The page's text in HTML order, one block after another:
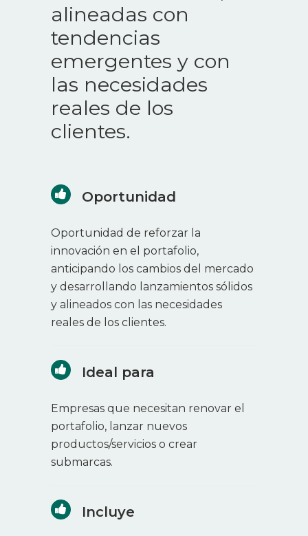
alineadas con
tendencias
emergentes y con
las necesidades
reales de los
clientes.
Oportunidad
Oportunidad de reforzar la
innovación en el portafolio,
anticipando los cambios del mercado
y desarrollando lanzamientos sólidos
y alineados con las necesidades
reales de los clientes.
Ideal para
Empresas que necesitan renovar el
portafolio, lanzar nuevos
productos/servicios o crear
submarcas.
Incluye